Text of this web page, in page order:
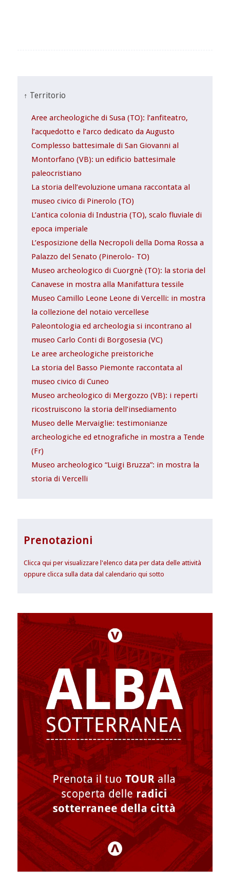
↑ Territorio
Aree archeologiche di Susa (TO): l’anfiteatro,
l’acquedotto e l’arco dedicato da Augusto
Complesso battesimale di San Giovanni al
Montorfano (VB): un edificio battesimale
paleocristiano
La storia dell’evoluzione umana raccontata al
museo civico di Pinerolo (TO)
L’antica colonia di Industria (TO), scalo fluviale di
epoca imperiale
L’esposizione della Necropoli della Doma Rossa a
Palazzo del Senato (Pinerolo- TO)
Museo archeologico di Cuorgnè (TO): la storia del
Canavese in mostra alla Manifattura tessile
Museo Camillo Leone Leone di Vercelli: in mostra
la collezione del notaio vercellese
Paleontologia ed archeologia si incontrano al
museo Carlo Conti di Borgosesia (VC)
Le aree archeologiche preistoriche
La storia del Basso Piemonte raccontata al
museo civico di Cuneo
Museo archeologico di Mergozzo (VB): i reperti
ricostruiscono la storia dell’insediamento
Museo delle Mervaiglie: testimonianze
archeologiche ed etnografiche in mostra a Tende
(Fr)
Museo archeologico “Luigi Bruzza”: in mostra la
storia di Vercelli
Prenotazioni
Clicca qui per visualizzare l'elenco data per data delle attività
oppure clicca sulla data dal calendario qui sotto